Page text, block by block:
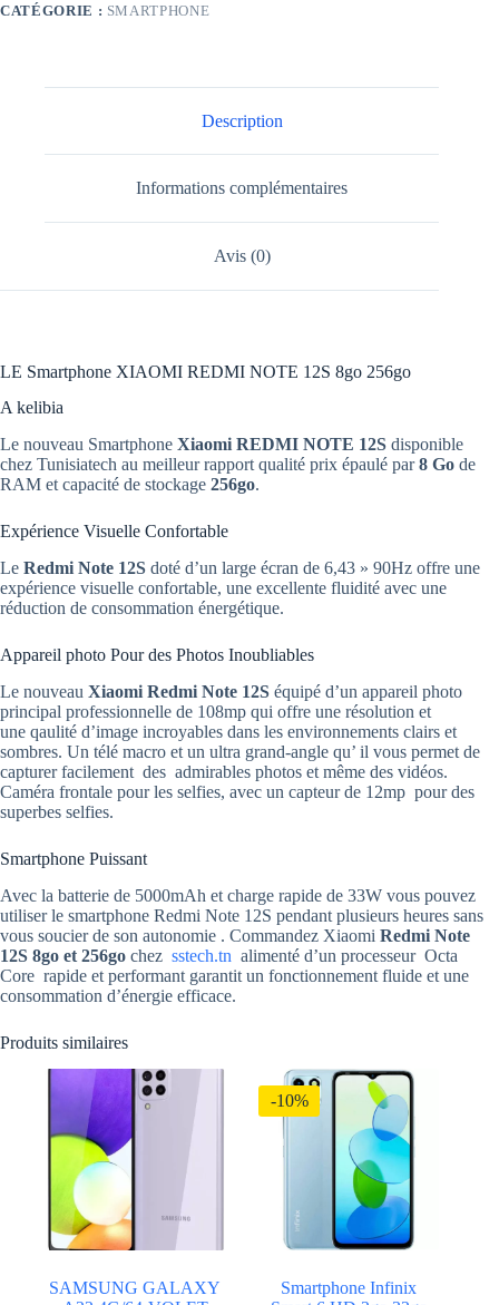
CATÉGORIE : SMARTPHONE
Description
Informations complémentaires
Avis (0)
LE Smartphone XIAOMI REDMI NOTE 12S 8go 256go
A kelibia
Le nouveau Smartphone Xiaomi REDMI NOTE 12S disponible
chez Tunisiatech au meilleur rapport qualité prix épaulé par8 Go de
RAM et capacité de stockage 256go.
Expérience Visuelle Confortable
Le Redmi Note 12S doté d’un large écran de 6,43 » 90Hz offre une
expérience visuelle confortable, une excellente fluidité avec une
réduction de consommation énergétique.
Appareil photo Pour des Photos Inoubliables
Le nouveau Xiaomi Redmi Note 12S équipé d’un appareil photo
principal professionnelle de 108mp qui offre une résolution et
une qaulité d’image incroyables dans les environnements clairs et
sombres. Un télé macro et un ultra grand-angle qu’ il vous permet de
capturer facilement des admirables photos et même des vidéos.
Caméra frontale pour les selfies, avec un capteur de 12mp pour des
superbes selfies.
Smartphone Puissant
Avec la batterie de 5000mAh et charge rapide de 33W vous pouvez
utiliser le smartphone Redmi Note 12S pendant plusieurs heures sans
vous soucier de son autonomie . Commandez Xiaomi Redmi Note
12S 8go et 256go chez sstech.tn alimenté d’un processeur Octa
Core rapide et performant garantit un fonctionnement fluide et une
consommation d’énergie efficace.
Produits similaires
SAMSUNG GALAXY
-10%
Smartphone Infinix